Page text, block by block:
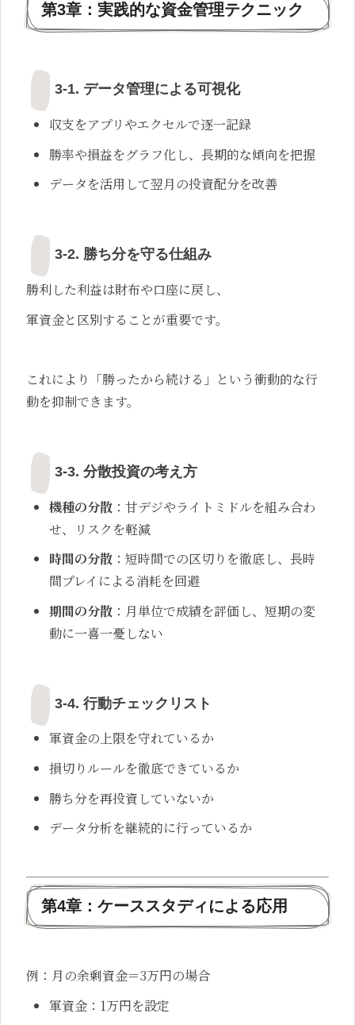
第3章：実践的な資金管理テクニック
3-1. データ管理による可視化
収支をアプリやエクセルで逐一記録
勝率や損益をグラフ化し、長期的な傾向を把握
データを活用して翌月の投資配分を改善
3-2. 勝ち分を守る仕組み
勝利した利益は財布や口座に戻し、
軍資金と区別することが重要です。
これにより「勝ったから続ける」という衝動的な行
動を抑制できます。
3-3. 分散投資の考え方
機種の分散 ：甘デジやライトミドルを組み合わ
せ、リスクを軽減
時間の分散 ：短時間での区切りを徹底し、長時
間プレイによる消耗を回避
期間の分散 ：月単位で成績を評価し、短期の変
動に一喜一憂しない
3-4. 行動チェックリスト
軍資金の上限を守れているか
損切りルールを徹底できているか
勝ち分を再投資していないか
データ分析を継続的に行っているか
第4章：ケーススタディによる応用
例：月の余剰資金＝3万円の場合
軍資金：1万円を設定